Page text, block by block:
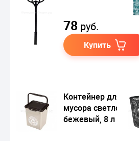
78 руб.
Купить
Контейнер для
мусора светло-
бежевый, 8 л